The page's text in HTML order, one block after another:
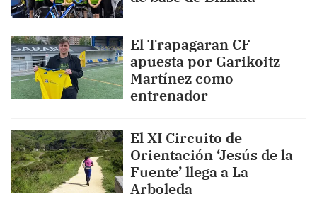
El Trapagaran CF
apuesta por Garikoitz
Martínez como
entrenador
El XI Circuito de
Orientación ‘Jesús de la
Fuente’ llega a La
Arboleda